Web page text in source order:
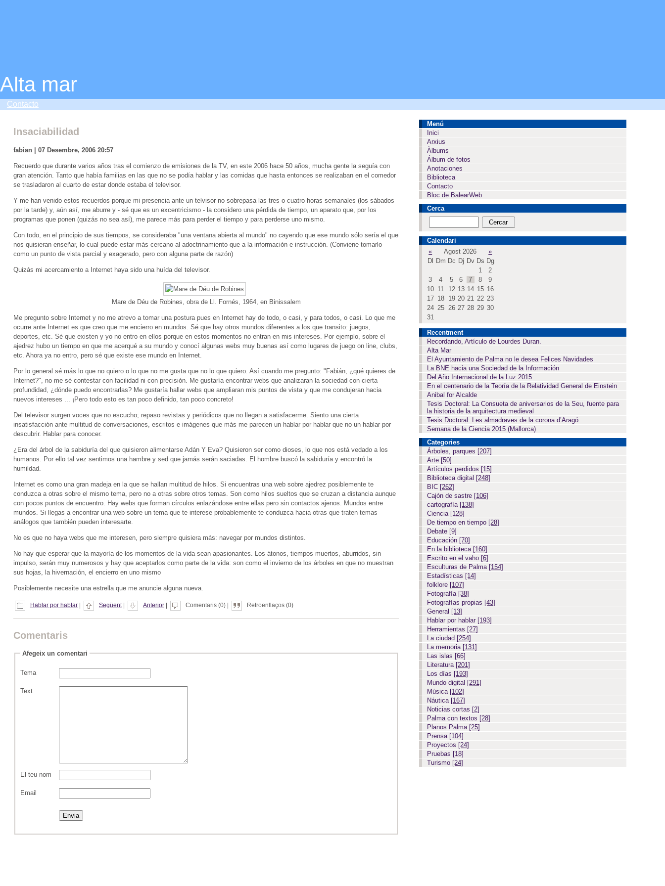
Alta mar
Contacto
Insaciabilidad
fabian | 07 Desembre, 2006 20:57
Recuerdo que durante varios años tras el comienzo de emisiones de la TV, en este 2006 hace 50 años, mucha gente la seguía con
gran atención. Tanto que había familias en las que no se podía hablar y las comidas que hasta entonces se realizaban en el comedor
se trasladaron al cuarto de estar donde estaba el televisor.
Y me han venido estos recuerdos porque mi presencia ante un telvisor no sobrepasa las tres o cuatro horas semanales (los sábados
por la tarde) y, aún así, me aburre y - sé que es un excentricismo - la considero una pérdida de tiempo, un aparato que, por los
programas que ponen (quizás no sea así), me parece más para perder el tiempo y para perderse uno mismo.
Con todo, en el principio de sus tiempos, se consideraba "una ventana abierta al mundo" no cayendo que ese mundo sólo sería el que
nos quisieran enseñar, lo cual puede estar más cercano al adoctrinamiento que a la información e instrucción. (Conviene tomarlo
como un punto de vista parcial y exagerado, pero con alguna parte de razón)
Quizás mi acercamiento a Internet haya sido una huída del televisor.
Mare de Déu de Robines, obra de Ll. Fornés, 1964, en Binissalem
Me pregunto sobre Internet y no me atrevo a tomar una postura pues en Internet hay de todo, o casi, y para todos, o casi. Lo que me
ocurre ante Internet es que creo que me encierro en mundos. Sé que hay otros mundos diferentes a los que transito: juegos,
deportes, etc. Sé que existen y yo no entro en ellos porque en estos momentos no entran en mis intereses. Por ejemplo, sobre el
ajedrez hubo un tiempo en que me acerqué a su mundo y conocí algunas webs muy buenas así como lugares de juego on line, clubs,
etc. Ahora ya no entro, pero sé que existe ese mundo en Internet.
Por lo general sé más lo que no quiero o lo que no me gusta que no lo que quiero. Así cuando me pregunto: "Fabián, ¿qué quieres de
Internet?", no me sé contestar con facilidad ni con precisión. Me gustaría encontrar webs que analizaran la sociedad con cierta
profundidad, ¿dónde puedo encontrarlas? Me gustaría hallar webs que ampliaran mis puntos de vista y que me condujeran hacia
nuevos intereses ... ¡Pero todo esto es tan poco definido, tan poco concreto!
Del televisor surgen voces que no escucho; repaso revistas y periódicos que no llegan a satisfacerme. Siento una cierta
insatisfacción ante multitud de conversaciones, escritos e imágenes que más me parecen un hablar por hablar que no un hablar por
descubrir. Hablar para conocer.
¿Era del árbol de la sabiduría del que quisieron alimentarse Adán Y Eva? Quisieron ser como dioses, lo que nos está vedado a los
humanos. Por ello tal vez sentimos una hambre y sed que jamás serán saciadas. El hombre buscó la sabiduría y encontró la
humildad.
Internet es como una gran madeja en la que se hallan multitud de hilos. Si encuentras una web sobre ajedrez posiblemente te
conduzca a otras sobre el mismo tema, pero no a otras sobre otros temas. Son como hilos sueltos que se cruzan a distancia aunque
con pocos puntos de encuentro. Hay webs que forman círculos enlazándose entre ellas pero sin contactos ajenos. Mundos entre
mundos. Si llegas a encontrar una web sobre un tema que te interese probablemente te conduzca hacia otras que traten temas
análogos que también pueden interesarte.
No es que no haya webs que me interesen, pero siempre quisiera más: navegar por mundos distintos.
No hay que esperar que la mayoría de los momentos de la vida sean apasionantes. Los átonos, tiempos muertos, aburridos, sin
impulso, serán muy numerosos y hay que aceptarlos como parte de la vida: son como el invierno de los árboles en que no muestran
sus hojas, la hivernación, el encierro en uno mismo
Posiblemente necesite una estrella que me anuncie alguna nueva.
Hablar por hablar| Següent| Anterior| Comentaris (0) | Retroenllaços (0)
Comentaris
Afegeix un comentari
Tema
Text
El teu nom
Email
Menú
Inici
Arxius
Àlbums
Álbum de fotos
Anotaciones
Biblioteca
Contacto
Bloc de BalearWeb
Cerca
Calendari
«
Agost 2026
»
Dl
Dm Dc Dj Dv Ds Dg
1
2
3
4 5 6 7 8
9
10 11 12 13 14 15 16
17 18 19 20 21 22 23
24 25 26 27 28 29 30
31
Recentment
Recordando, Artículo de Lourdes Duran.
Alta Mar
El Ayuntamiento de Palma no le desea Felices Navidades
La BNE hacia una Sociedad de la Información
Del Año Internacional de la Luz 2015
En el centenario de la Teoría de la Relatividad General de Einstein
Anibal for Alcalde
Tesis Doctoral: La Consueta de aniversarios de la Seu, fuente para
la historia de la arquitectura medieval
Tesis Doctoral: Les almadraves de la corona d’Aragó
Semana de la Ciencia 2015 (Mallorca)
Categories
Árboles, parques [207]
Arte [50]
Artículos perdidos [15]
Biblioteca digital [248]
BIC [262]
Cajón de sastre [106]
cartografía [138]
Ciencia [128]
De tiempo en tiempo [28]
Debate [9]
Educación [70]
En la biblioteca [160]
Escrito en el vaho [6]
Esculturas de Palma [154]
Estadísticas [14]
folklore [107]
Fotografía [38]
Fotografías propias [43]
General [13]
Hablar por hablar [193]
Herramientas [27]
La ciudad [254]
La memoria [131]
Las islas [66]
Literatura [201]
Los días [193]
Mundo digital [291]
Música [102]
Náutica [167]
Noticias cortas [2]
Palma con textos [28]
Planos Palma [25]
Prensa [104]
Proyectos [24]
Pruebas [18]
Turismo [24]